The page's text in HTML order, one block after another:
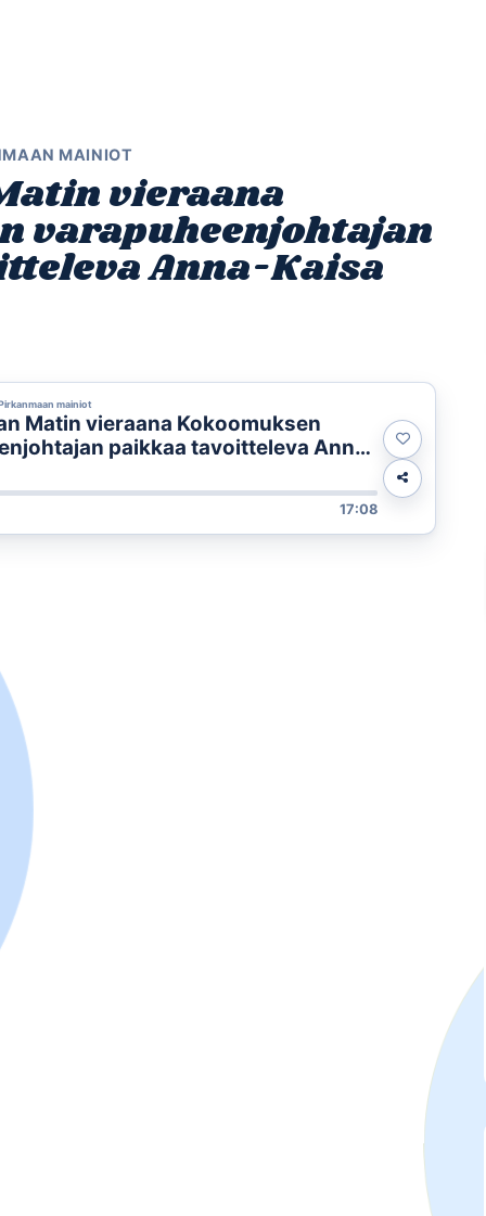
MAINIOT
vieraana
varapuheenjohtajan
Anna-Kaisa
mainiot
Matin vieraana Kokoomuksen
paikkaa tavoitteleva Anna-
17:08